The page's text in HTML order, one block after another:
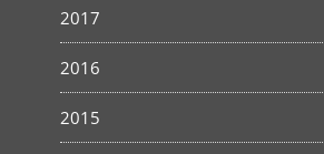
2017
2016
2015